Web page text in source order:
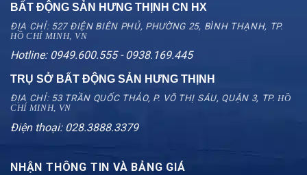
BẤT ĐỘNG SẢN HƯNG THỊNH CN HX
ĐỊA CHỈ: 527 ĐIỆN BIÊN PHỦ, PHƯỜNG 25, BÌNH THẠNH, TP.
HỒ CHÍ MINH, VN
Hotline: 0949.600.555 - 0938.169.445
TRỤ SỞ BẤT ĐỘNG SẢN HƯNG THỊNH
ĐỊA CHỈ: 53 TRẦN QUỐC THẢO, P. VÕ THỊ SÁU, QUẬN 3, TP. HỒ
CHÍ MINH, VN
Điện thoại: 028.3888.3379
NHẬN THÔNG TIN VÀ BẢNG GIÁ